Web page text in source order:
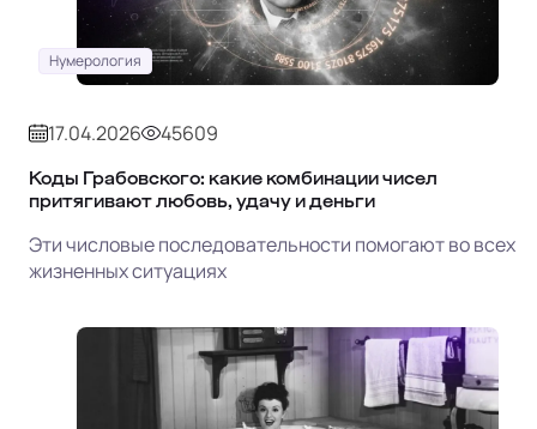
Нумерология
17.04.2026 45609
Коды Грабовского: какие комбинации чисел
притягивают любовь, удачу и деньги
Эти числовые последовательности помогают во всех
жизненных ситуациях